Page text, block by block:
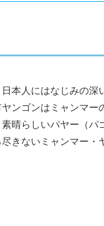
本人にはなじみの深
ヤンゴンはミャンマー
晴らしいパヤー（パ
きないミャンマー・